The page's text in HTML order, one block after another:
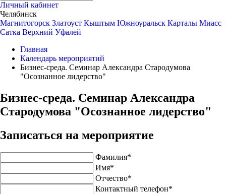
Личный кабинет
Челябинск
Магнитогорск Златоуст Кыштым Южноуральск Карталы Миасс
Сатка Верхний Уфалей
Главная
Календарь мероприятий
Бизнес-среда. Семинар Александра Стародумова
"Осознанное лидерство"
Бизнес-среда. Семинар Александра
Стародумова "Осознанное лидерство"
Записаться на мероприятие
Фамилия*
Имя*
Отчество*
Контактный телефон*